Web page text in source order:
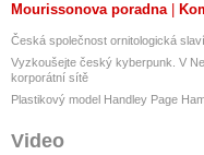
Mourissonova poradna
Česká společnost ornitologická
Vyzkoušejte český kyberpunk. V
korporátní sítě
Plastikový model Handley Page
Video